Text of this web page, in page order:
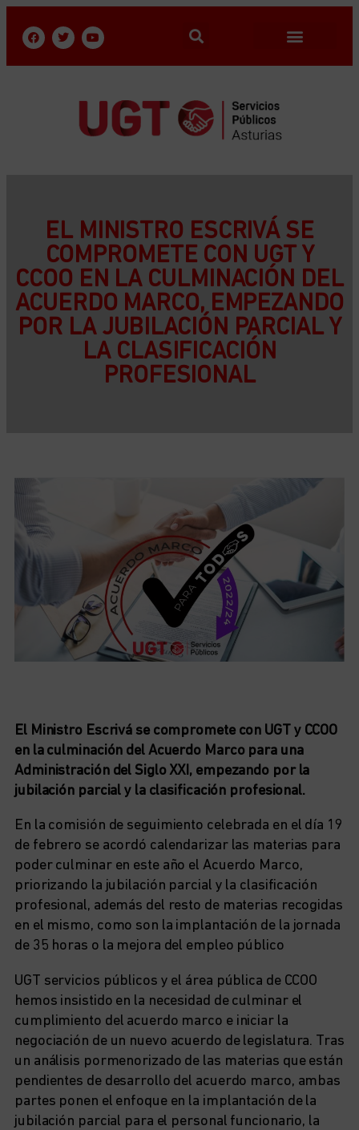
EL MINISTRO ESCRIVÁ SE
COMPROMETE CON UGT Y
CCOO EN LA CULMINACIÓN DEL
ACUERDO MARCO, EMPEZANDO
POR LA JUBILACIÓN PARCIAL Y
LA CLASIFICACIÓN
PROFESIONAL
El Ministro Escrivá se compromete con UGT y CCOO
en la culminación del Acuerdo Marco para una
Administración del Siglo XXI, empezando por la
jubilación parcial y la clasificación profesional.
En la comisión de seguimiento celebrada en el día 19
de febrero se acordó calendarizar las materias para
poder culminar en este año el Acuerdo Marco,
priorizando la jubilación parcial y la clasificación
profesional, además del resto de materias recogidas
en el mismo, como son la implantación de la jornada
de 35 horas o la mejora del empleo público
UGT servicios públicos y el área pública de CCOO
hemos insistido en la necesidad de culminar el
cumplimiento del acuerdo marco e iniciar la
negociación de un nuevo acuerdo de legislatura. Tras
un análisis pormenorizado de las materias que están
pendientes de desarrollo del acuerdo marco, ambas
partes ponen el enfoque en la implantación de la
jubilación parcial para el personal funcionario, la